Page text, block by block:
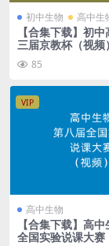
初中生物 高中生
【合集下载】初
三届京教杯（视频）
85
VIP
高中生物
【合集下载】高
全国实验说课大赛